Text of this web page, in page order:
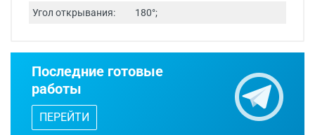
Угол открывания:
180°;
Бесплатный выезд специалиста
Последние готовые
работы
ПЕРЕЙТИ